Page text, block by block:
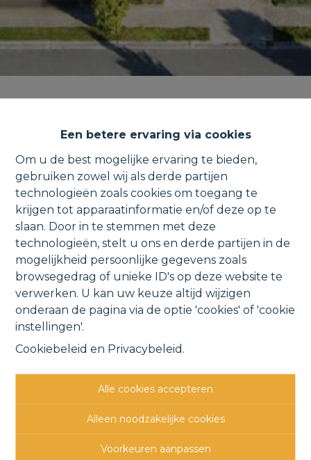
Een betere ervaring via cookies
Om u de best mogelijke ervaring te bieden,
gebruiken zowel wij als derde partijen
technologieën zoals cookies om toegang te
krijgen tot apparaatinformatie en/of deze op te
slaan. Door in te stemmen met deze
technologieën, stelt u ons en derde partijen in de
mogelijkheid persoonlijke gegevens zoals
browsegedrag of unieke ID's op deze website te
verwerken. U kan uw keuze altijd wijzigen
onderaan de pagina via de optie 'cookies' of 'cookie
instellingen'.
Cookiebeleid en Privacybeleid.
Alle cookies accepteren
Alleen noodzakelijke cookies
Voorkeuren aanpassen
TISSELT | Instapklare halfopen
bebouwing met mog. 4 slpk.
Bosbeeklaan 9, 2830 Willebroek
VERKOCHT
Vorige Lijst Volgende
Andere interessante
panden